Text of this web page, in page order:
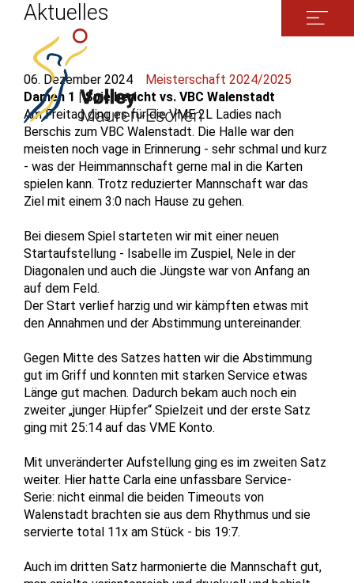
Aktuelles
06. Dezember 2024 Meisterschaft 2024/2025
Damen 1 | Spielbericht vs. VBC Walenstadt
Am Freitag ging es für die VME 2L Ladies nach
Berschis zum VBC Walenstadt. Die Halle war den
meisten noch vage in Erinnerung - sehr schmal und kurz
- was der Heimmannschaft gerne mal in die Karten
spielen kann. Trotz reduzierter Mannschaft war das
Ziel mit einem 3:0 nach Hause zu gehen.
Bei diesem Spiel starteten wir mit einer neuen
Startaufstellung - Isabelle im Zuspiel, Nele in der
Diagonalen und auch die Jüngste war von Anfang an
auf dem Feld.
Der Start verlief harzig und wir kämpften etwas mit
den Annahmen und der Abstimmung untereinander.
Gegen Mitte des Satzes hatten wir die Abstimmung
gut im Griff und konnten mit starken Service etwas
Länge gut machen. Dadurch bekam auch noch ein
zweiter „junger Hüpfer“ Spielzeit und der erste Satz
ging mit 25:14 auf das VME Konto.
Mit unveränderter Aufstellung ging es im zweiten Satz
weiter. Hier hatte Carla eine unfassbare Service-
Serie: nicht einmal die beiden Timeouts von
Walenstadt brachten sie aus dem Rhythmus und sie
servierte total 11x am Stück - bis 19:7.
Auch im dritten Satz harmonierte die Mannschaft gut,